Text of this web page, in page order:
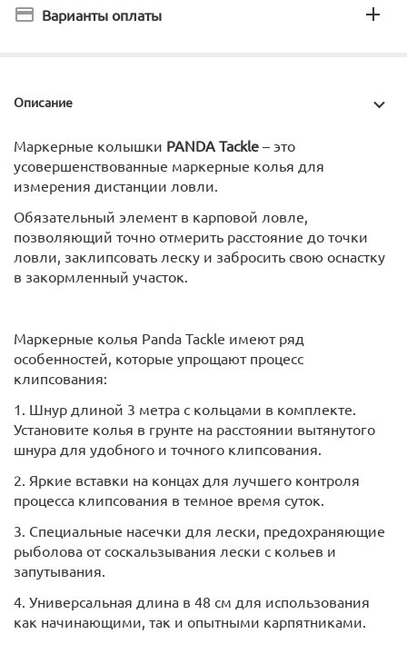
Варианты оплаты
Описание
Маркерные колышки PANDA Tackle – это
усовершенствованные маркерные колья для
измерения дистанции ловли.
Обязательный элемент в карповой ловле,
позволяющий точно отмерить расстояние до точки
ловли, заклипсовать леску и забросить свою оснастку
в закормленный участок.
Маркерные колья Panda Tackle имеют ряд
особенностей, которые упрощают процесс
клипсования:
1. Шнур длиной 3 метра с кольцами в комплекте.
Установите колья в грунте на расстоянии вытянутого
шнура для удобного и точного клипсования.
2. Яркие вставки на концах для лучшего контроля
процесса клипсования в темное время суток.
3. Специальные насечки для лески, предохраняющие
рыболова от соскальзывания лески с кольев и
запутывания.
4. Универсальная длина в 48 см для использования
как начинающими, так и опытными карпятниками.